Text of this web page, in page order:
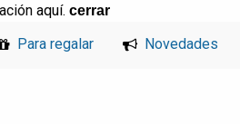
aquí. cerrar
Para regalar Novedades